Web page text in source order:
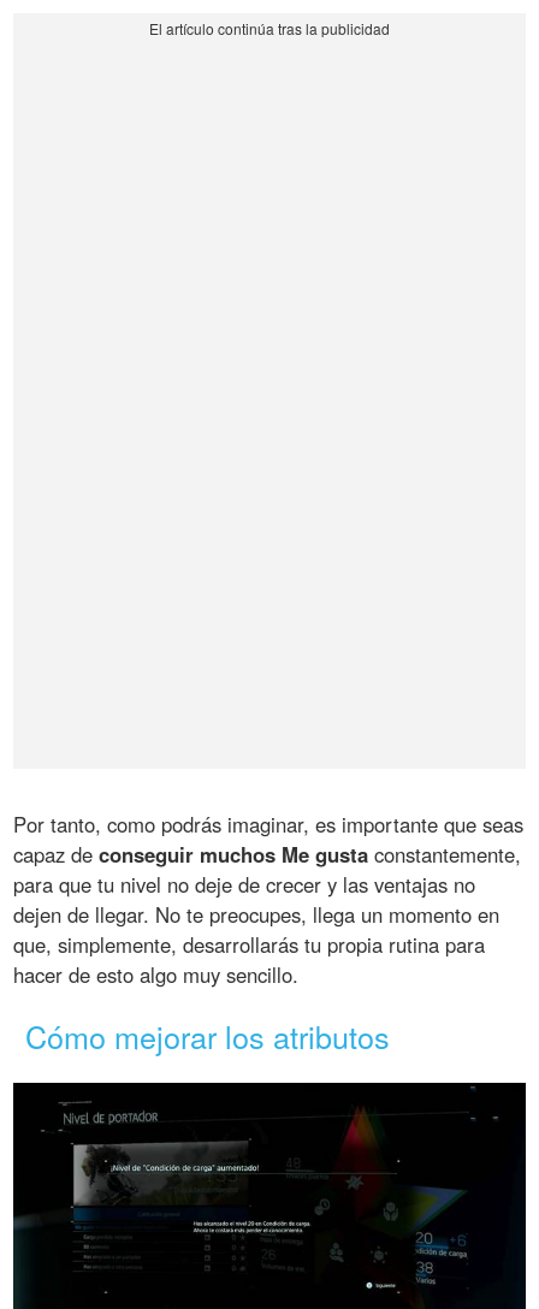
Por tanto, como podrás imaginar, es importante que seas
capaz deconseguir muchos Me gusta constantemente,
para que tu nivel no deje de crecer y las ventajas no
dejen de llegar. No te preocupes, llega un momento en
que, simplemente, desarrollarás tu propia rutina para
hacer de esto algo muy sencillo.
Cómo mejorar los atributos